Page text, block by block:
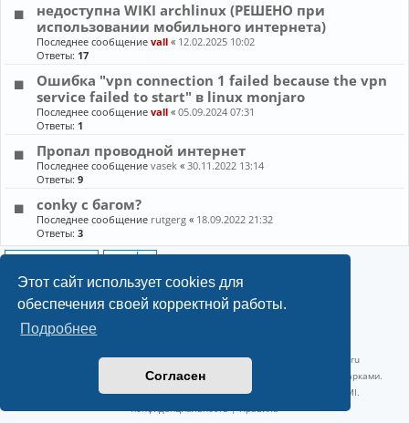
Этот сайт использует cookies для
обеспечения своей корректной работы.
Подробнее
Согласен
недоступна WIKI archlinux (РЕШЕНО при
использовании мобильного интернета)
Последнее сообщениеvall « 12.02.2025 10:02
Ответы: 17
Ошибка "vpn connection 1 failed because the vpn
service failed to start" в linux monjaro
Последнее сообщениеvall «05.09.2024 07:31
Ответы: 1
Пропал проводной интернет
Последнее сообщениеvasek «30.11.2022 13:14
Ответы:9
conky с багом?
Последнее сообщение rutgerg « 18.09.2022 21:32
Ответы:3
Новая тема
15 тем • Страница1из
Linux 6.18.40-1-lts x86_64 GNU/Linux 2026-07-26 08:48:12 |
vps reg.ru
Название и логотип Arch Linux ™ являются признанными торговыми марками.
Linux ® — зарегистрированная торговая марка Linus Torvalds и LMI.
Конфиденциальность|Правила